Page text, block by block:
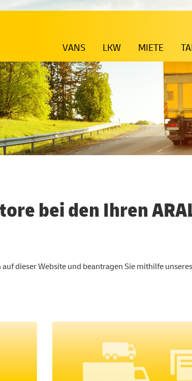
VANS LKW MIETE
bei den Ihren
dieser Website und beantragen Sie mithilfe